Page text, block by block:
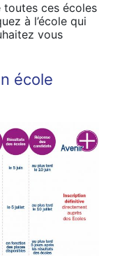
toutes ces écoles
à l’école qui
vous
école